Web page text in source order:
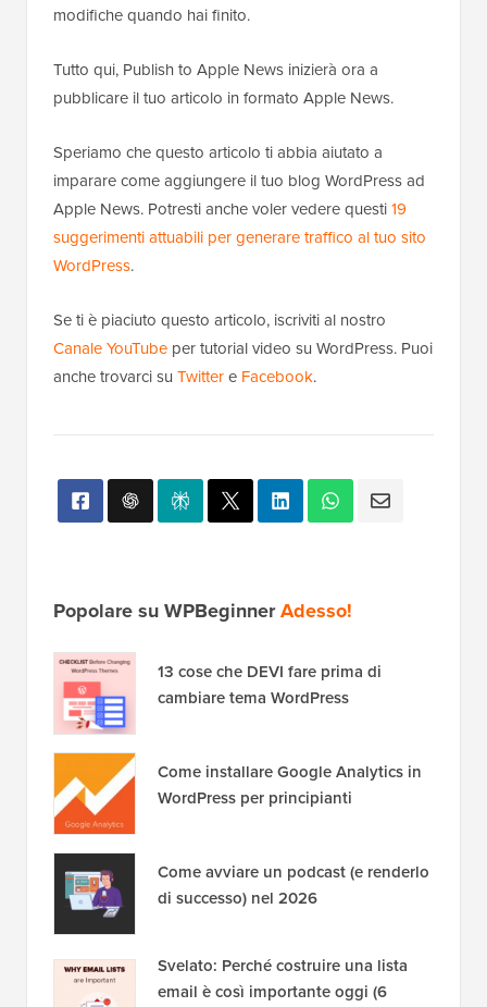
modifiche quando hai finito.
Tutto qui, Publish to Apple News inizierà ora a
pubblicare il tuo articolo in formato Apple News.
Speriamo che questo articolo ti abbia aiutato a
imparare come aggiungere il tuo blog WordPress ad
Apple News. Potresti anche voler vedere questi19
suggerimenti attuabili per generare traffico al tuo sito
WordPress.
Se ti è piaciuto questo articolo, iscriviti al nostro
Canale YouTube per tutorial video su WordPress. Puoi
anche trovarci su Twittere Facebook.
Popolare su WPBeginnerAdesso!
13 cose che DEVI fare prima di
cambiare tema WordPress
Come installare Google Analytics in
WordPress per principianti
Come avviare un podcast (e renderlo
di successo) nel 2026
Svelato: Perché costruire una lista
email è così importante oggi (6